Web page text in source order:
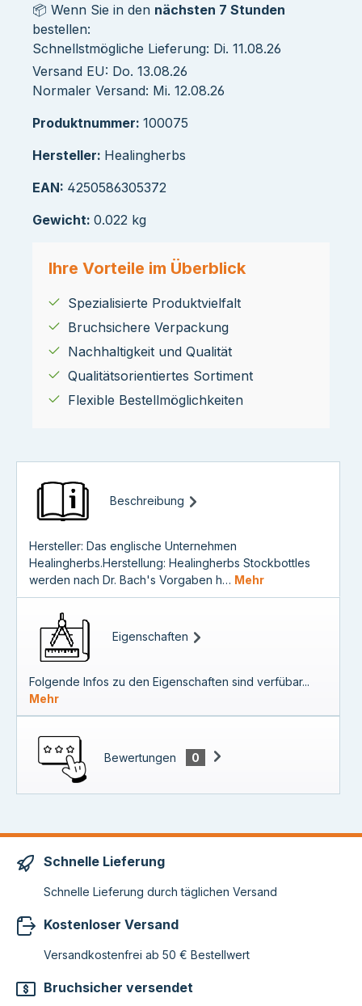
📦 Wenn Sie in den nächsten 7 Stunden
bestellen:
Schnellstmögliche Lieferung: Di. 11.08.26
Versand EU: Do. 13.08.26
Normaler Versand: Mi. 12.08.26
Produktnummer: 100075
Hersteller: Healingherbs
EAN: 4250586305372
Gewicht: 0.022 kg
Ihre Vorteile im Überblick
Spezialisierte Produktvielfalt
Bruchsichere Verpackung
Nachhaltigkeit und Qualität
Qualitätsorientiertes Sortiment
Flexible Bestellmöglichkeiten
Beschreibung
Hersteller: Das englische Unternehmen
Healingherbs.Herstellung: Healingherbs Stockbottles
werden nach Dr. Bach's Vorgaben h… Mehr
Eigenschaften
Folgende Infos zu den Eigenschaften sind verfübar...
Mehr
Bewertungen 0
Schnelle Lieferung
Schnelle Lieferung durch täglichen Versand
Kostenloser Versand
Versandkostenfrei ab 50 € Bestellwert
Bruchsicher versendet